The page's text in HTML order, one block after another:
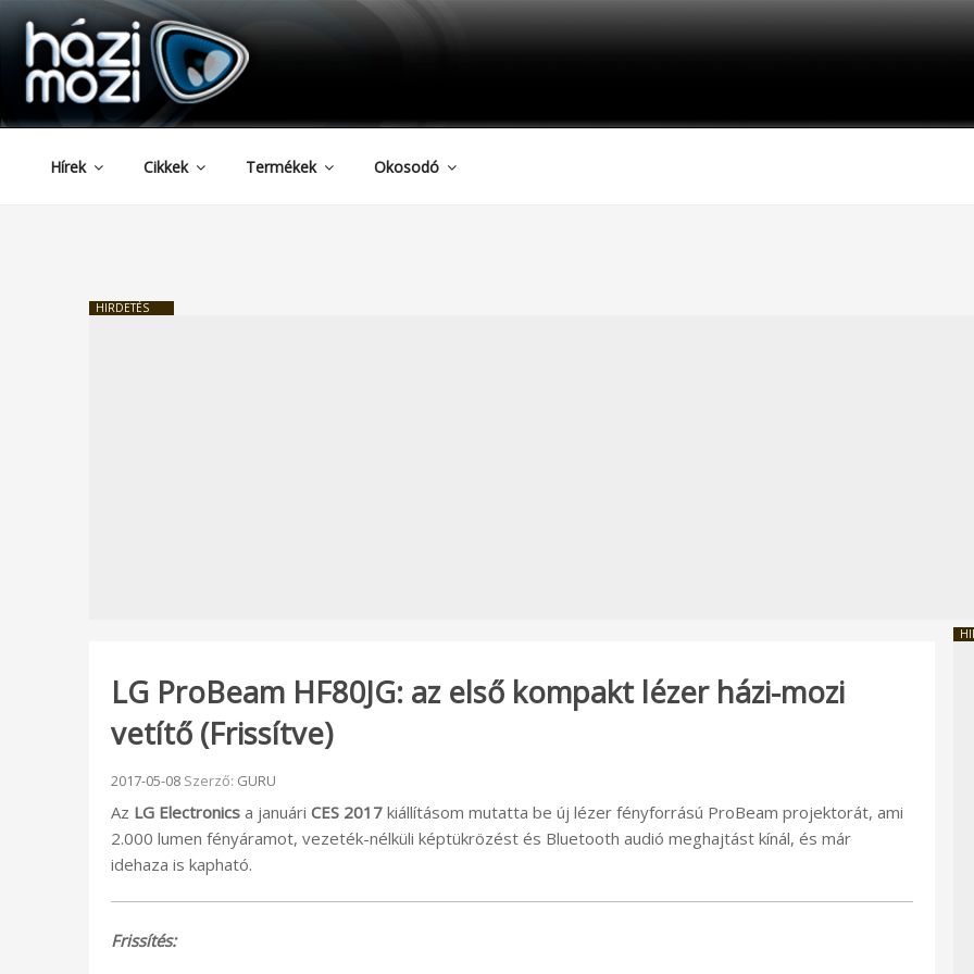
Tartalomhoz
HAZIMOZI
Hírek Cikkek Termékek Okosodó
HIRDETÉS
LG ProBeam HF80JG: az első kompakt lézer házi-mozi
vetítő (Frissítve)
Beküldve:
2017-05-08 Szerző: GURU
Az LG Electronics a januári CES 2017 kiállításom mutatta be új lézer fényforrású ProBeam projektorát, ami
2.000 lumen fényáramot, vezeték-nélküli képtükrözést és Bluetooth audió meghajtást kínál, és már
idehaza is kapható.
Frissítés: